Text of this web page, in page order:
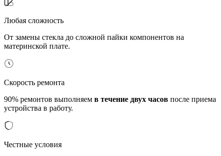
Любая сложность
От замены стекла до сложной пайки компонентов на
материнской плате.
Скорость ремонта
90% ремонтов выполняем в течение двух часов после приема
устройства в работу.
Честные условия